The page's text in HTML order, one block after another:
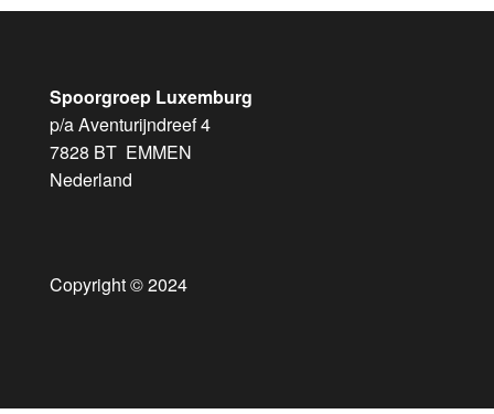
Spoorgroep Luxemburg
p/a Aventurijndreef 4
7828 BT EMMEN
Nederland
Copyright © 2024